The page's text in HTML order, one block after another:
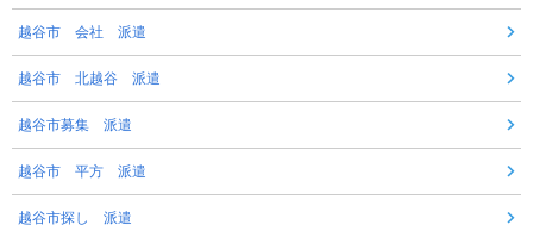
越谷市 会社 派遣
越谷市 北越谷 派遣
越谷市募集 派遣
越谷市 平方 派遣
越谷市探し 派遣